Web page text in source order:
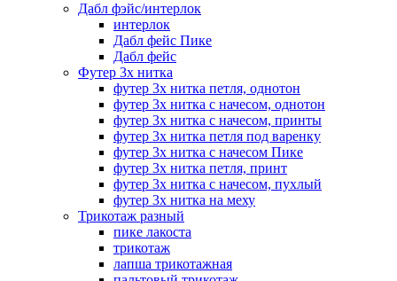
Дабл фэйс/интерлок
интерлок
Дабл фейс Пике
Дабл фейс
Футер 3х нитка
футер 3х нитка петля, однотон
футер 3х нитка с начесом, однотон
футер 3х нитка с начесом, принты
футер 3х нитка петля под варенку
футер 3х нитка с начесом Пике
футер 3х нитка петля, принт
футер 3х нитка с начесом, пухлый
футер 3х нитка на меху
Трикотаж разный
пике лакоста
трикотаж
лапша трикотажная